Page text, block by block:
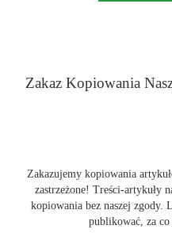
Zakaz Kopiowania
Zakazujemy kopiowania
zastrzeżone! Treści-artykuły
kopiowania bez naszej zgody.
publikować, za co